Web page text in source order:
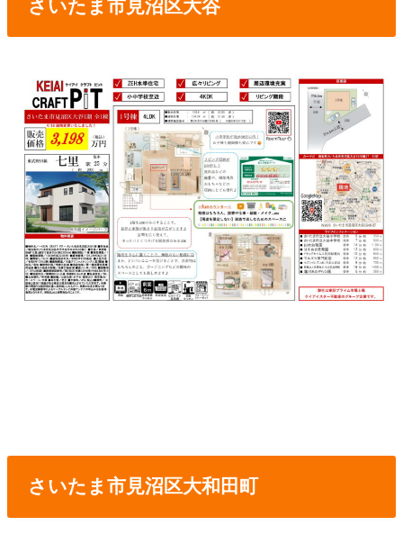
さいたま市見沼区大谷
さいたま市見沼区大和田町